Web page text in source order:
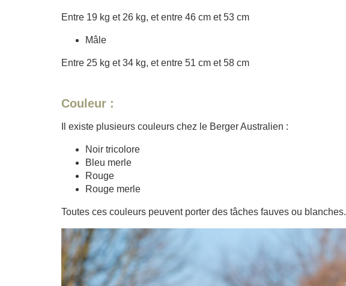
Entre 19 kg et 26 kg, et entre 46 cm et 53 cm
Mâle
Entre 25 kg et 34 kg, et entre 51 cm et 58 cm
Couleur :
Il existe plusieurs couleurs chez le Berger Australien :
Noir tricolore
Bleu merle
Rouge
Rouge merle
Toutes ces couleurs peuvent porter des tâches fauves ou blanches.